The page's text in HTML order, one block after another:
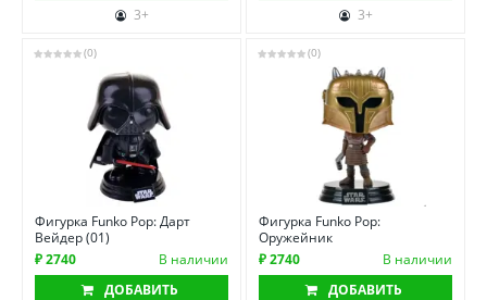
3+
3+
(0)
Фигурка Funko Pop: Дарт
Вейдер (01)
₽ 2740
В наличии
ДОБАВИТЬ
(0)
Фигурка Funko Pop:
Оружейник
₽ 2740
В наличии
ДОБАВИТЬ